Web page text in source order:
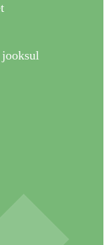
jooksul